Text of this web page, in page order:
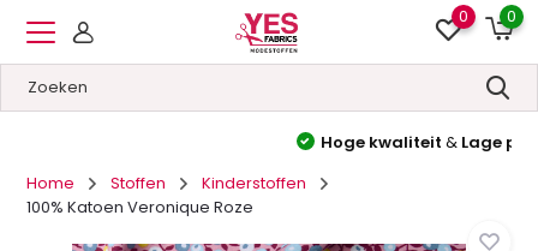
0 0
&Lage prijzen
Home
Stoffen
Kinderstoffen
100% Katoen Veronique Roze